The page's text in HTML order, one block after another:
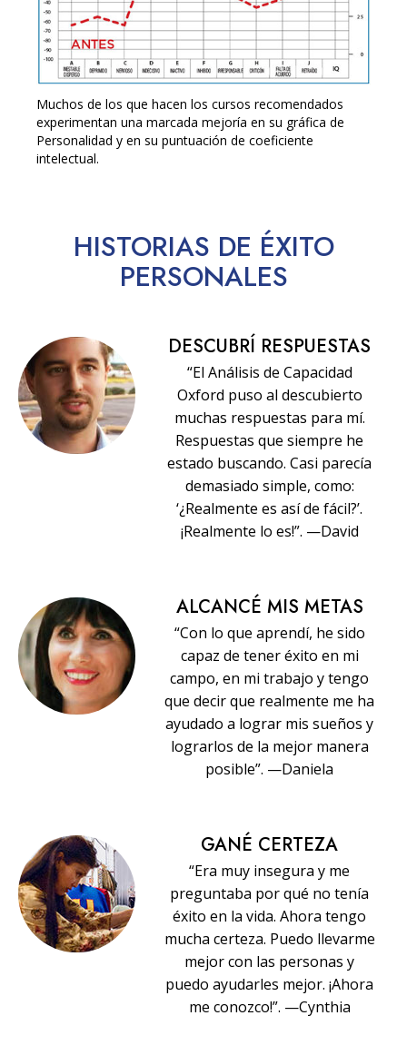
Muchos de los que hacen los cursos recomendados
experimentan una marcada mejoría en su gráfica de
Personalidad y en su puntuación de coeficiente
intelectual.
HISTORIAS DE ÉXITO
PERSONALES
DESCUBRÍ RESPUESTAS
“El Análisis de Capacidad
Oxford puso al descubierto
muchas respuestas para mí.
Respuestas que siempre he
estado buscando. Casi parecía
demasiado simple, como:
‘¿Realmente es así de fácil?’.
¡Realmente lo es!”. —David
ALCANCÉ MIS METAS
“Con lo que aprendí, he sido
capaz de tener éxito en mi
campo, en mi trabajo y tengo
que decir que realmente me ha
ayudado a lograr mis sueños y
lograrlos de la mejor manera
posible”. —Daniela
GANÉ CERTEZA
“Era muy insegura y me
preguntaba por qué no tenía
éxito en la vida. Ahora tengo
mucha certeza. Puedo llevarme
mejor con las personas y
puedo ayudarles mejor. ¡Ahora
me conozco!”. —Cynthia